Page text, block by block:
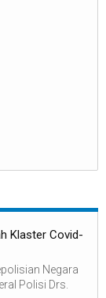
Klaster Covid-
Negara
Polisi Drs.